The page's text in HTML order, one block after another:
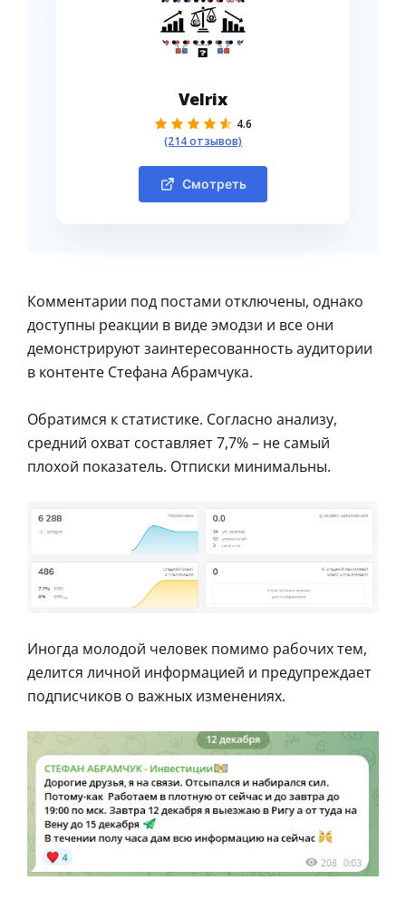
Velrix
4.6
(214 отзывов)
Смотреть
Комментарии под постами отключены, однако
доступны реакции в виде эмодзи и все они
демонстрируют заинтересованность аудитории
в контенте Стефана Абрамчука.
Обратимся к статистике. Согласно анализу,
средний охват составляет 7,7% – не самый
плохой показатель. Отписки минимальны.
Иногда молодой человек помимо рабочих тем,
делится личной информацией и предупреждает
подписчиков о важных изменениях.